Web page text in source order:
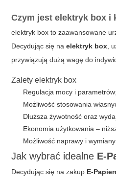
Czym jestelektryk box i
elektryk box to zaawansowane
Decydując się naelektryk box ,
przywiązują dużą wagę do
Zaletyelektryk box
Regulacja mocy i parametrów;
Możliwość stosowania
Dłuższa żywotność oraz
Ekonomia użytkowania –
Możliwość naprawy i wymiany
Jak wybrać idealne E-
Decydując się na zakup E-